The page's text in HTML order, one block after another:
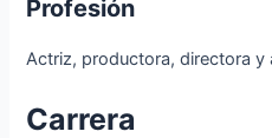
Profesión
Actriz, productora, directora y
Carrera